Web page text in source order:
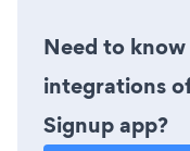
Need to
integrations
Signup app?